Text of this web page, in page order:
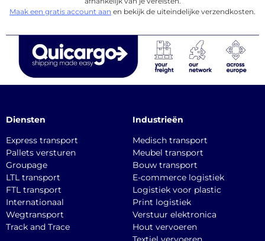
Maak een gratis account aan en bekijk de uiteindelijke verzendkosten.
Diensten
Express transport
Pallets versturen
Groupage
LTL transport
FTL transport
Internationaal
Wegtransport
Track and Trace
Industrieën
Medisch transport
Meubel transport
Bouw transport
E-commerce logistiek
Logistiek voor plastic
Print logistiek
Verstuur elektronica
Hout vervoeren